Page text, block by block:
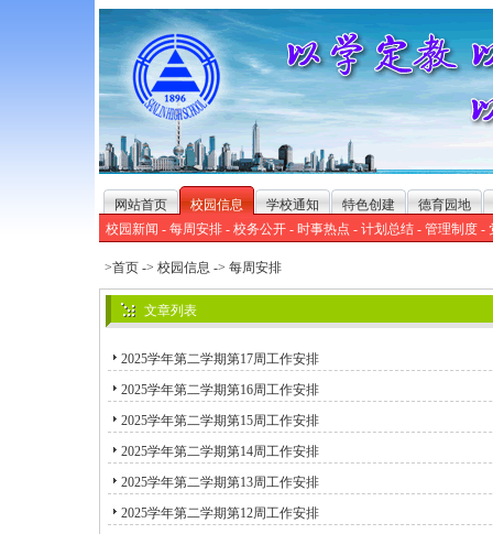
网站首页 校园信息 学校通知 特色创建
德育园地
校园新闻 - 每周安排 - 校务公开 - 时事热点 - 计划总结 - 管理制度 -
>首页 -> 校园信息 -> 每周安排
文章列表
2025学年第二学期第17周工作安排
2025学年第二学期第16周工作安排
2025学年第二学期第15周工作安排
2025学年第二学期第14周工作安排
2025学年第二学期第13周工作安排
2025学年第二学期第12周工作安排